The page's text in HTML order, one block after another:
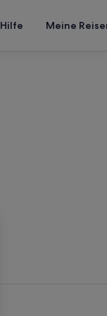
Hilfe Meine